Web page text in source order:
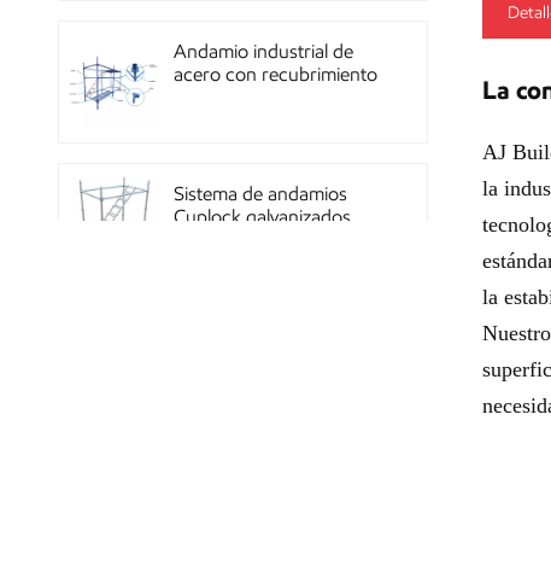
La
AJ
la
la
Nuestro
Andamio industrial de
acero con recubrimiento
Sistema de andamios
Cuplock galvanizados